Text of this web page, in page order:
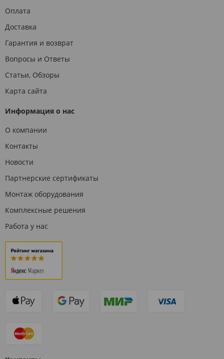
Оплата
Доставка
Гарантия и возврат
Вопросы и Ответы
Статьи, Обзоры
Карта сайта
Информация о нас
О компании
Контакты
Новости
Партнерские сертификаты
Монтаж оборудования
Комплексные решения
Работа у нас